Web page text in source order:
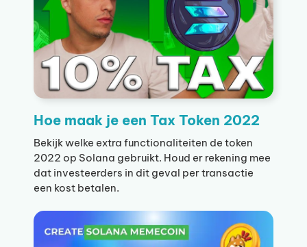
Hoe maak je een Tax Token 2022
Bekijk welke extra functionaliteiten de token
2022 op Solana gebruikt. Houd er rekening mee
dat investeerders in dit geval per transactie
een kost betalen.